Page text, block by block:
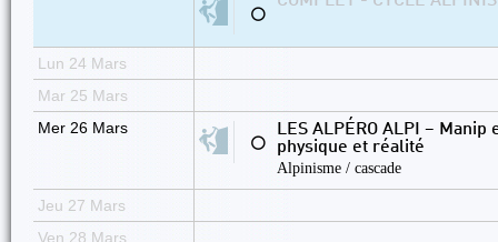
⚪
Lun 24 Mars
Mar 25 Mars
Mer 26 Mars
⚪
LES ALPÉRO ALPI –
physique et réalité
Alpinisme / cascade
Jeu 27 Mars
Ven 28 Mars